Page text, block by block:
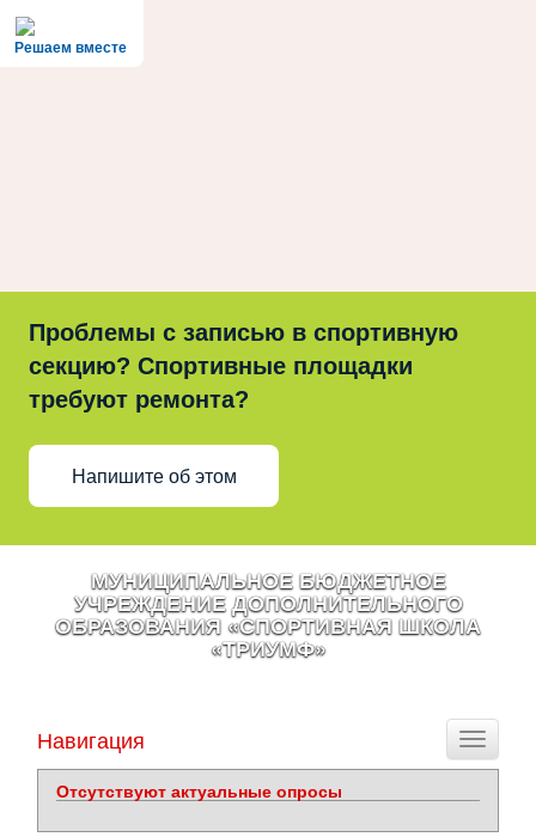
Решаем вместе
Проблемы с записью в спортивную
секцию? Спортивные площадки
требуют ремонта?
Напишите об этом
МУНИЦИПАЛЬНОЕ БЮДЖЕТНОЕ
УЧРЕЖДЕНИЕ ДОПОЛНИТЕЛЬНОГО
ОБРАЗОВАНИЯ «СПОРТИВНАЯ ШКОЛА
«ТРИУМФ»
Toggle
Навигация
Отсутствуют актуальные опросы